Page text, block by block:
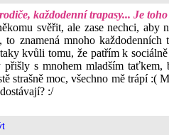
každodenní trapasy... Je
svěřit, ale zase nechci, aby
to znamená mnoho
kvůli tomu, že patřím k
s mnohem mladším taťkem,
strašně moc, všechno mě trápí :(
:/